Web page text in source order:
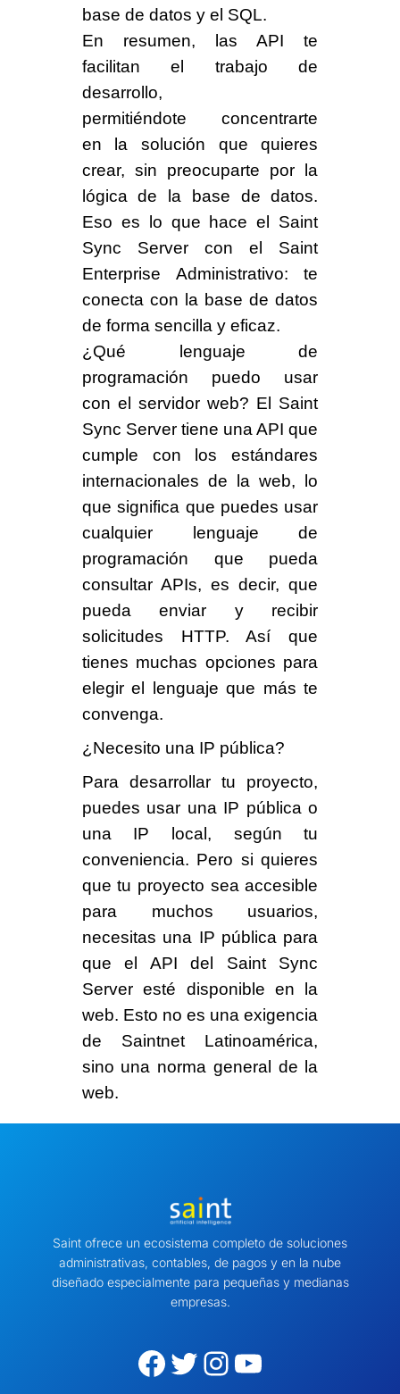
base de datos y el SQL.
En resumen, las API te
facilitan el trabajo de
desarrollo,
permitiéndote concentrarte
en la solución que quieres
crear, sin preocuparte por la
lógica de la base de datos.
Eso es lo que hace el Saint
Sync Server con el Saint
Enterprise Administrativo: te
conecta con la base de datos
de forma sencilla y eficaz.
¿Qué lenguaje de
programación puedo usar
con el servidor web? El Saint
Sync Server tiene una API que
cumple con los estándares
internacionales de la web, lo
que significa que puedes usar
cualquier lenguaje de
programación que pueda
consultar APIs, es decir, que
pueda enviar y recibir
solicitudes HTTP. Así que
tienes muchas opciones para
elegir el lenguaje que más te
convenga.
¿Necesito una IP pública?
Para desarrollar tu proyecto,
puedes usar una IP pública o
una IP local, según tu
conveniencia. Pero si quieres
que tu proyecto sea accesible
para muchos usuarios,
necesitas una IP pública para
que el API del Saint Sync
Server esté disponible en la
web. Esto no es una exigencia
de Saintnet Latinoamérica,
sino una norma general de la
web.
Saint ofrece un ecosistema completo de soluciones
administrativas, contables, de pagos y en la nube
diseñado especialmente para pequeñas y medianas
empresas.
Facebook Twitter Instagram YouTube